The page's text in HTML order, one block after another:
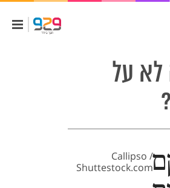
על
Callipso /
Shuttestock.com